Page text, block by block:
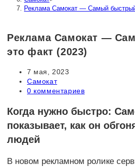
Реклама Самокат — Самый
Реклама Самокат —
это факт (2023)
Запись
опубликована:
7 мая, 2023
Рубрика
записи:
Самокат
Комментарии
записи:
0 комментариев
Когда нужно быстро:
показывает, как он
людей
В новом рекламном ролике